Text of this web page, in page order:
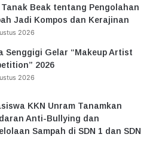
Tanak Beak tentang Pengolahan
Jadi Kompos dan Kerajinan
2026
Senggigi Gelar “Makeup Artist
2026
2026
KKN Unram Tanamkan
Anti-Bullying dan
Sampah di SDN 1 dan SDN